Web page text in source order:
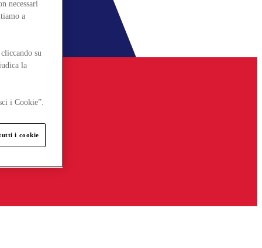
necessari
a
su
la
i Cookie”.
i cookie